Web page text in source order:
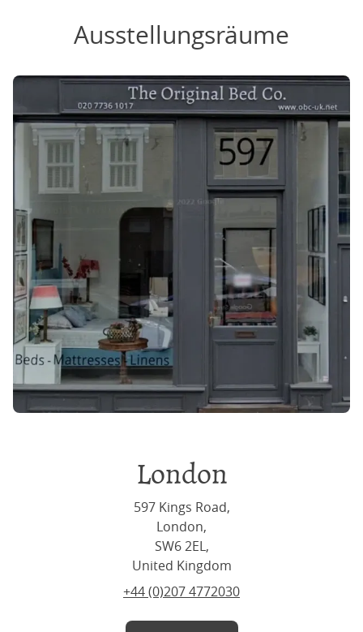
Ausstellungsräume
London
597 Kings Road,
London,
SW6 2EL,
United Kingdom
+44 (0)207 4772030